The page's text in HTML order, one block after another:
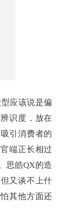
应该说是偏
识度，放在
引消费者的
端正长相过
思皓QX的造
又谈不上什
其他方面还